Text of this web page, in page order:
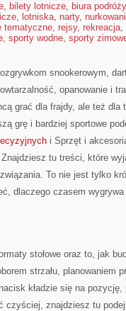
, bilety lotnicze, biura podróży
, lotniska, narty,
tematyczne, rejsy, rekreacja,
, sporty wodne, sporty
snookerowym,
opanowanie i
grać dla frajdy, ale też
grę i bardziej sportowe
i Sprzęt i
tu treści, które
To nie jest tylko
dlaczego czasem
stołowe oraz to, jak
strzału, planowaniem
kładzie się na
czyściej, znajdziesz tu